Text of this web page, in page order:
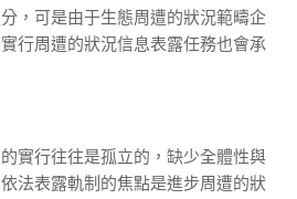
，可是由于生態周遭的狀況範疇企
行周遭的狀況信息表露任務也會承
實行往往是孤立的，缺少全體性與
法表露軌制的焦點是進步周遭的狀